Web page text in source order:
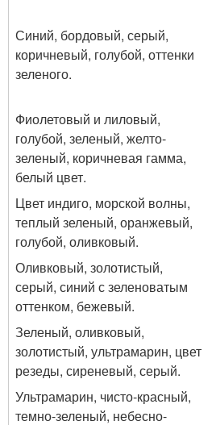
Синий, бордовый, серый,
коричневый, голубой, оттенки
зеленого.
Фиолетовый и лиловый,
голубой, зеленый, желто-
зеленый, коричневая гамма,
белый цвет.
Цвет индиго, морской волны,
теплый зеленый, оранжевый,
голубой, оливковый.
Оливковый, золотистый,
серый, синий с зеленоватым
оттенком, бежевый.
Зеленый, оливковый,
золотистый, ультрамарин, цвет
резеды, сиреневый, серый.
Ультрамарин, чисто-красный,
темно-зеленый, небесно-